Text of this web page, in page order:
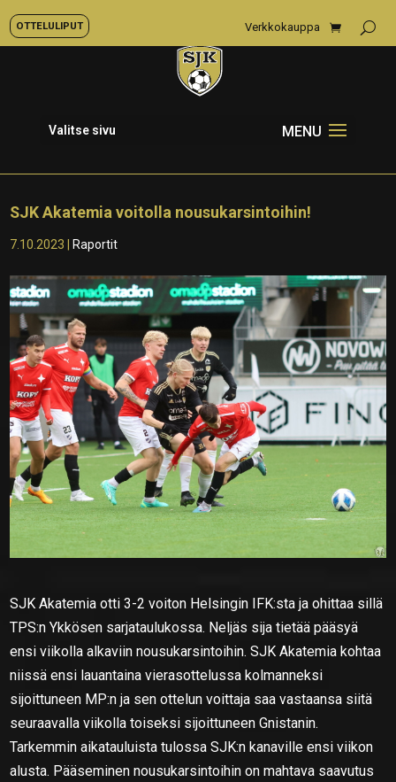
OTTELULIPUT Verkkokauppa
Valitse sivu
SJK Akatemia voitolla nousukarsintoihin!
7.10.2023 Raportit
SJK Akatemia otti 3-2 voiton Helsingin IFK:sta ja ohittaa sillä
TPS:n Ykkösen sarjataulukossa. Neljäs sija tietää pääsyä
ensi viikolla alkaviin nousukarsintoihin. SJK Akatemia kohtaa
niissä ensi lauantaina vierasottelussa kolmanneksi
sijoittuneen MP:n ja sen ottelun voittaja saa vastaansa siitä
seuraavalla viikolla toiseksi sijoittuneen Gnistanin.
Tarkemmin aikatauluista tulossa SJK:n kanaville ensi viikon
alusta. Pääseminen nousukarsintoihin on mahtava saavutus